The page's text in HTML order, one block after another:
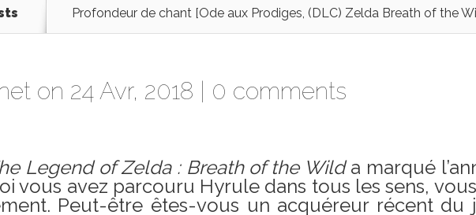
Profondeur de chant [Ode aux Prodiges, (DLC) Zelda Breath of the
on 24 Avr, 2018 | 0 comments
Legend of Zelda : Breath of the Wilda marqué
vous avez parcouru Hyrule dans tous les sens,
Peut-être êtes-vous un acquéreur récent du